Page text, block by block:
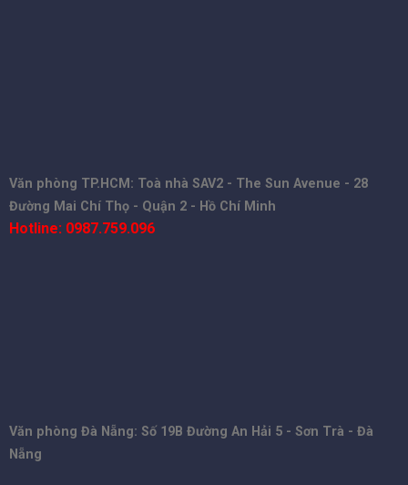
Văn phòng TP.HCM: Toà nhà SAV2 - The Sun Avenue - 28
Đường Mai Chí Thọ - Quận 2 - Hồ Chí Minh
Hotline: 0987.759.096
Văn phòng Đà Nẵng: Số 19B Đường An Hải 5 - Sơn Trà - Đà
Nẵng